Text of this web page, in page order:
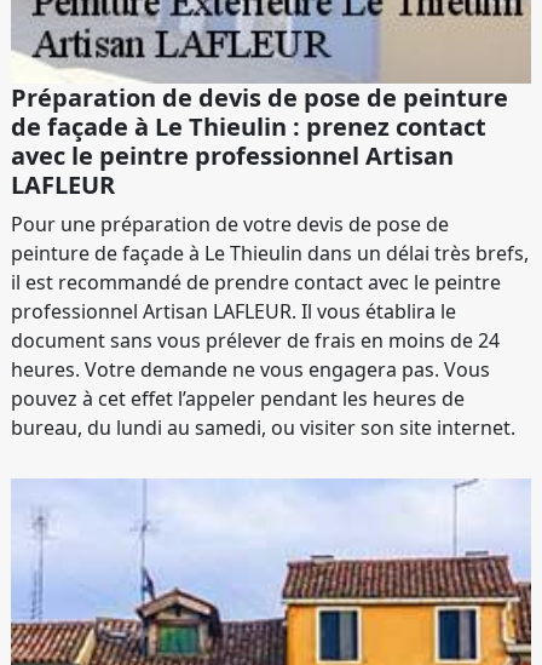
Préparation de devis de pose de peinture
de façade à Le Thieulin : prenez contact
avec le peintre professionnel Artisan
LAFLEUR
Pour une préparation de votre devis de pose de
peinture de façade à Le Thieulin dans un délai très brefs,
il est recommandé de prendre contact avec le peintre
professionnel Artisan LAFLEUR. Il vous établira le
document sans vous prélever de frais en moins de 24
heures. Votre demande ne vous engagera pas. Vous
pouvez à cet effet l’appeler pendant les heures de
bureau, du lundi au samedi, ou visiter son site internet.